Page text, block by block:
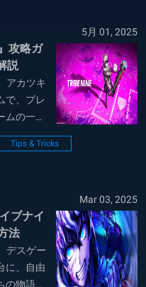
5月 01, 2025
攻略ガ
説
アカツキ
で、プレ
の一員
を繰り広
なストー
Tips & Tricks
Mar 03, 2025
ブナイ
法
デスゲー
に、自由
物語で